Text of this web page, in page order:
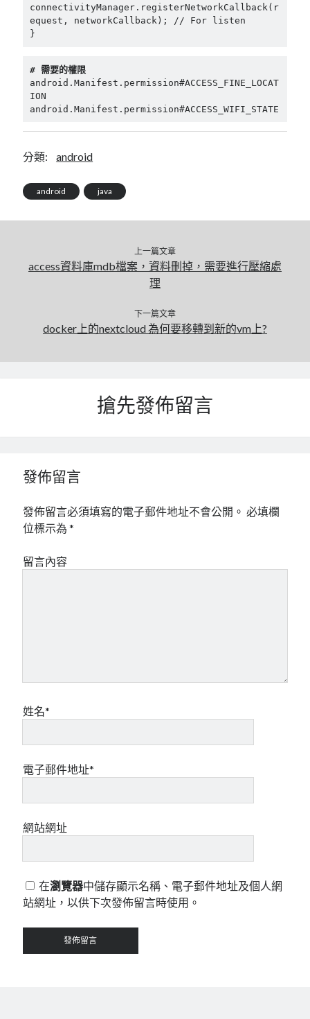
connectivityManager.registerNetworkCallback(r
equest, networkCallback); // For listen
}
# 需要的權限
android.Manifest.permission#ACCESS_FINE_LOCAT
ION
android.Manifest.permission#ACCESS_WIFI_STATE
分類: android
android java
上一篇文章
access資料庫mdb檔案，資料刪掉，需要進行壓縮處
理
下一篇文章
docker上的nextcloud 為何要移轉到新的vm上?
搶先發佈留言
發佈留言
發佈留言必須填寫的電子郵件地址不會公開。 必填欄
位標示為*
留言內容
姓名*
電子郵件地址*
網站網址
在瀏覽器中儲存顯示名稱、電子郵件地址及個人網
站網址，以供下次發佈留言時使用。